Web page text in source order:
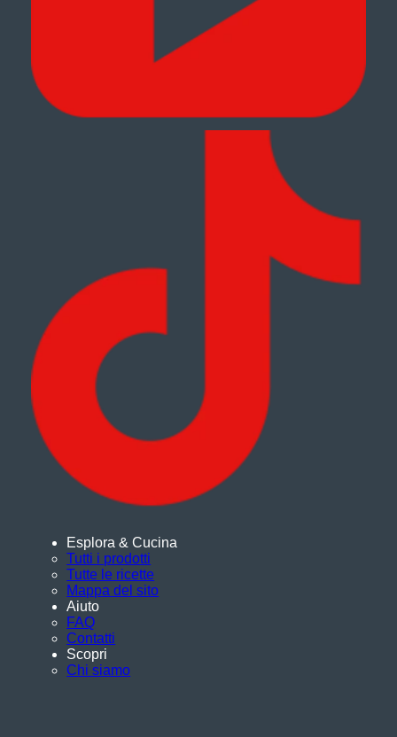
Esplora & Cucina
Tutti i prodotti
Tutte le ricette
Mappa del sito
Aiuto
FAQ
Contatti
Scopri
Chi siamo